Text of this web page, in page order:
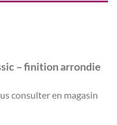
– finition arrondie
consulter en magasin